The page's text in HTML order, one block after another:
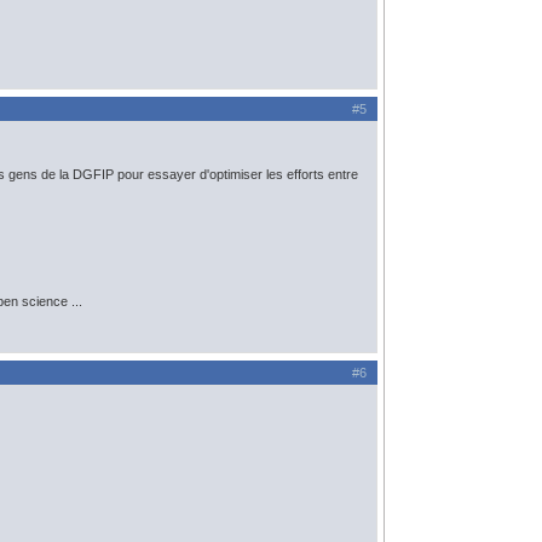
#5
de la DGFIP pour essayer d'optimiser les efforts entre
science ...
#6